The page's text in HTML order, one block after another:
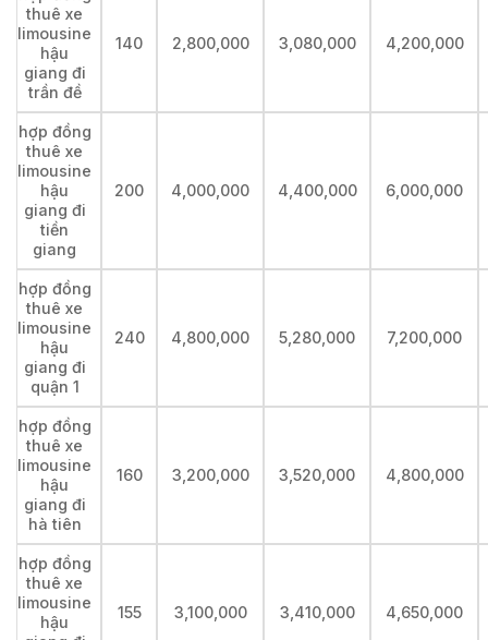
thuê xe
limousine
hậu
giang đi
trần đề
140 2,800,000 3,080,000 4,200,000
hợp đồng
thuê xe
limousine
hậu
giang đi
tiền
giang
200 4,000,000 4,400,000 6,000,000
hợp đồng
thuê xe
limousine
hậu
giang đi
quận 1
240 4,800,000 5,280,000 7,200,000
hợp đồng
thuê xe
limousine
hậu
giang đi
hà tiên
160 3,200,000 3,520,000 4,800,000
hợp đồng
thuê xe
limousine
hậu
155 3,100,000 3,410,000 4,650,000